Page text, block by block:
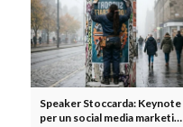
Speaker Stoccarda: Keynote
per un social media marketing